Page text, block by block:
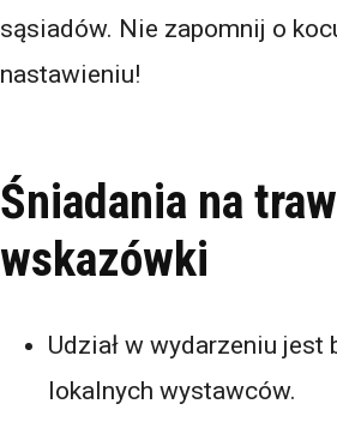
sąsiadów. Nie zapomnij o
nastawieniu!
Śniadania na
wskazówki
Udział w wydarzeniu jest
lokalnych wystawców.